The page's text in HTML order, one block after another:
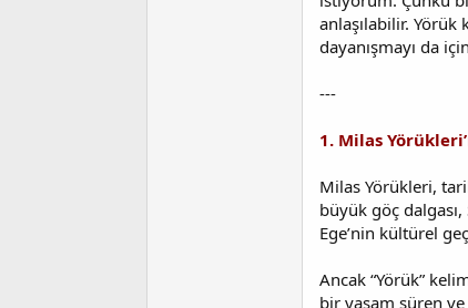
anlaşılabilir. Yörük
dayanışmayı da
---
1. Milas
Milas Yörükleri,
büyük göç
Ege’nin kültürel
Ancak “Yörük”
bir yaşam süren